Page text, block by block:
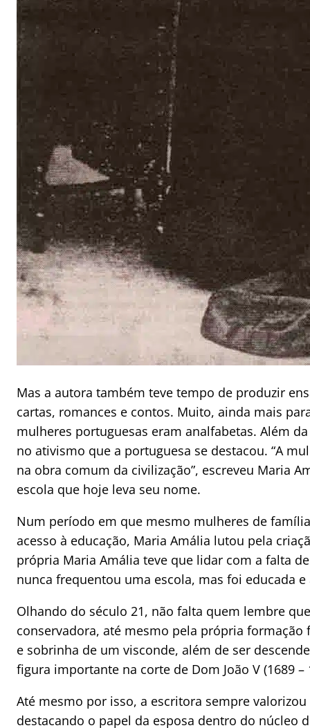
Mas a autora também teve tempo de produzir
cartas, romances e contos. Muito, ainda mais
mulheres portuguesas eram analfabetas. Além
no ativismo que a portuguesa se destacou. “A
na obra comum da civilização”, escreveu Maria
escola que hoje leva seu nome.
Num período em que mesmo mulheres de
acesso à educação, Maria Amália lutou pela
própria Maria Amália teve que lidar com a falta
nunca frequentou uma escola, mas foi educada
Olhando do século 21, não falta quem lembre
conservadora, até mesmo pela própria
e sobrinha de um visconde, além de ser
figura importante na corte de Dom João V (1689 –
Até mesmo por isso, a escritora sempre
destacando o papel da esposa dentro do núcleo